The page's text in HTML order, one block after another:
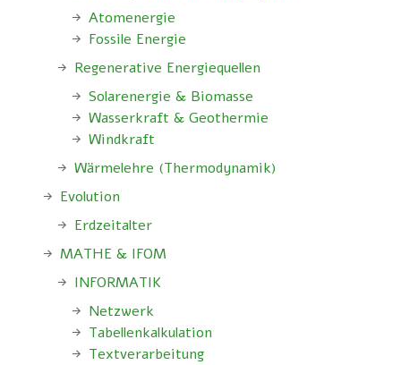
Atomenergie
Fossile Energie
Regenerative Energiequellen
Solarenergie & Biomasse
Wasserkraft & Geothermie
Windkraft
Wärmelehre (Thermodynamik)
Evolution
Erdzeitalter
MATHE & IFOM
INFORMATIK
Netzwerk
Tabellenkalkulation
Textverarbeitung